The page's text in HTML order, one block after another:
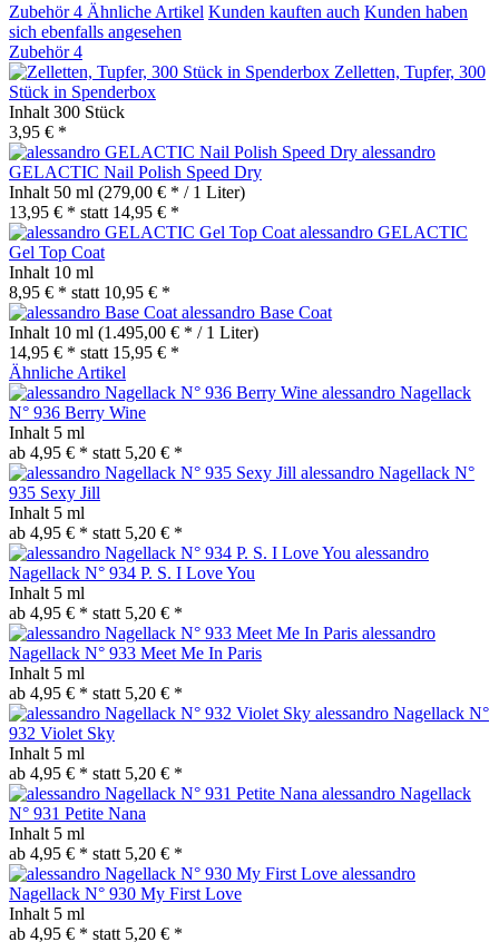
Zubehör4 Ähnliche Artikel Kunden kauften auch Kunden haben
sich ebenfalls angesehen
Zubehör4
Zelletten, Tupfer, 300
Stück in Spenderbox
Inhalt 300 Stück
3,95 € *
alessandro
GELACTIC Nail Polish Speed Dry
Inhalt 50 ml (279,00 € * / 1 Liter)
13,95 € * statt 14,95 € *
alessandro GELACTIC
Gel Top Coat
Inhalt 10 ml
8,95 € * statt 10,95 € *
alessandro Base Coat
Inhalt 10 ml (1.495,00 € * / 1 Liter)
14,95 € * statt 15,95 € *
Ähnliche Artikel
alessandro Nagellack
N° 936 Berry Wine
Inhalt 5 ml
ab 4,95 € * statt 5,20 € *
alessandro Nagellack N°
935 Sexy Jill
Inhalt 5 ml
ab 4,95 € * statt 5,20 € *
alessandro
Nagellack N° 934 P. S. I Love You
Inhalt 5 ml
ab 4,95 € * statt 5,20 € *
alessandro
Nagellack N° 933 Meet Me In Paris
Inhalt 5 ml
ab 4,95 € * statt 5,20 € *
alessandro Nagellack N°
932 Violet Sky
Inhalt 5 ml
ab 4,95 € * statt 5,20 € *
alessandro Nagellack
N° 931 Petite Nana
Inhalt 5 ml
ab 4,95 € * statt 5,20 € *
alessandro
Nagellack N° 930 My First Love
Inhalt 5 ml
ab 4,95 € * statt 5,20 € *